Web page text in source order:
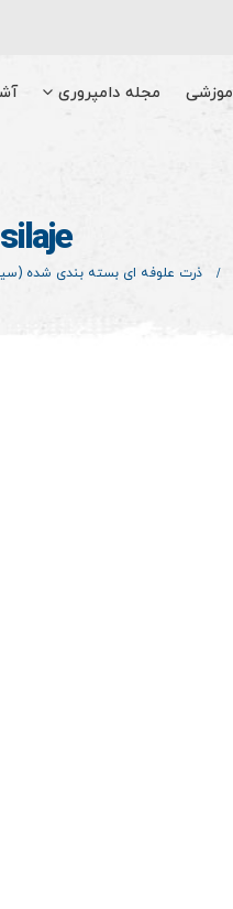
مجله دامپروری
silaje
ذرت علوفه ای بسته بندی شده